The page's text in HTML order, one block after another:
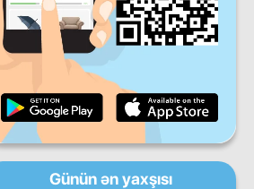
Aylıq tərəqqi
Ümumilikdə irəliləyiş
Günün ən yaxşısı